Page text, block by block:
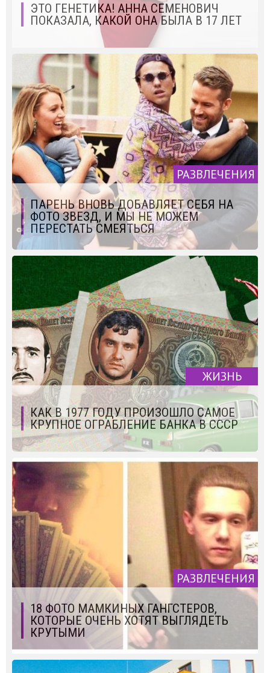
ЭТО ГЕНЕТИКА! АННА СЕМЕНОВИЧ
ПОКАЗАЛА, КАКОЙ ОНА БЫЛА В 17 ЛЕТ
РАЗВЛЕЧЕНИЯ
ПАРЕНЬ ВНОВЬ ДОБАВЛЯЕТ СЕБЯ НА
ФОТО ЗВЕЗД, И МЫ НЕ МОЖЕМ
ПЕРЕСТАТЬ СМЕЯТЬСЯ
ЖИЗНЬ
КАК В 1977 ГОДУ ПРОИЗОШЛО САМОЕ
КРУПНОЕ ОГРАБЛЕНИЕ БАНКА В СССР
РАЗВЛЕЧЕНИЯ
18 ФОТО МАМКИНЫХ ГАНГСТЕРОВ,
КОТОРЫЕ ОЧЕНЬ ХОТЯТ ВЫГЛЯДЕТЬ
КРУТЫМИ